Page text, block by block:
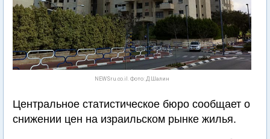
NEWSru.co.il. Фото: Д.Шалин
Центральное статистическое бюро сообщает о
снижении цен на израильском рынке жилья.